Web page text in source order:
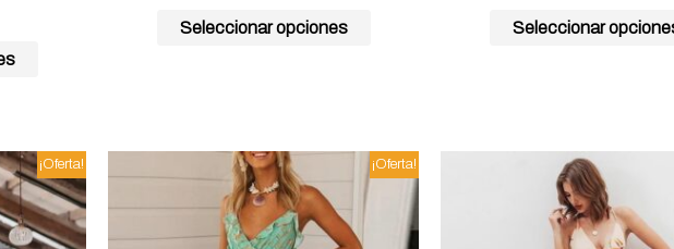
Seleccionar opciones Seleccionar
¡Oferta!
Este
producto
tiene
¡Oferta!
El
precio
original
era:
46,99€.
actual
es:
35,99€.
Este
producto
tiene
precio
original
era:
42,99€.